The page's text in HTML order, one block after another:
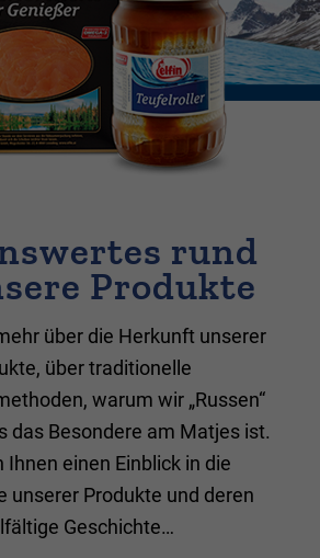
rund
Produkte
über die Herkunft unserer
über traditionelle
warum wir „Russen“
das Besondere am Matjes ist.
Ihnen einen Einblick in die
unserer Produkte und deren
Geschichte…